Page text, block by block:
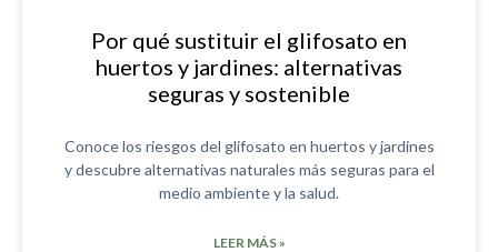
Por qué sustituir el glifosato en
huertos y jardines: alternativas
seguras y sostenible
Conoce los riesgos del glifosato en huertos y jardines
y descubre alternativas naturales más seguras para el
medio ambiente y la salud.
LEER MÁS »